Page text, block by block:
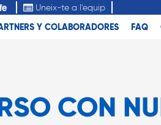
Uneix-te a l'equip
Y COLABORADORES FAQ
CON